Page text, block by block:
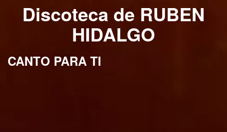
Discoteca de RUBEN
HIDALGO
CANTO PARA TI